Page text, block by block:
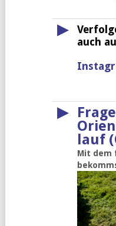
▶
auch
▶
lauf
Mit dem